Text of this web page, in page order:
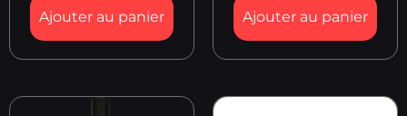
Ajouter au panier Ajouter au panier